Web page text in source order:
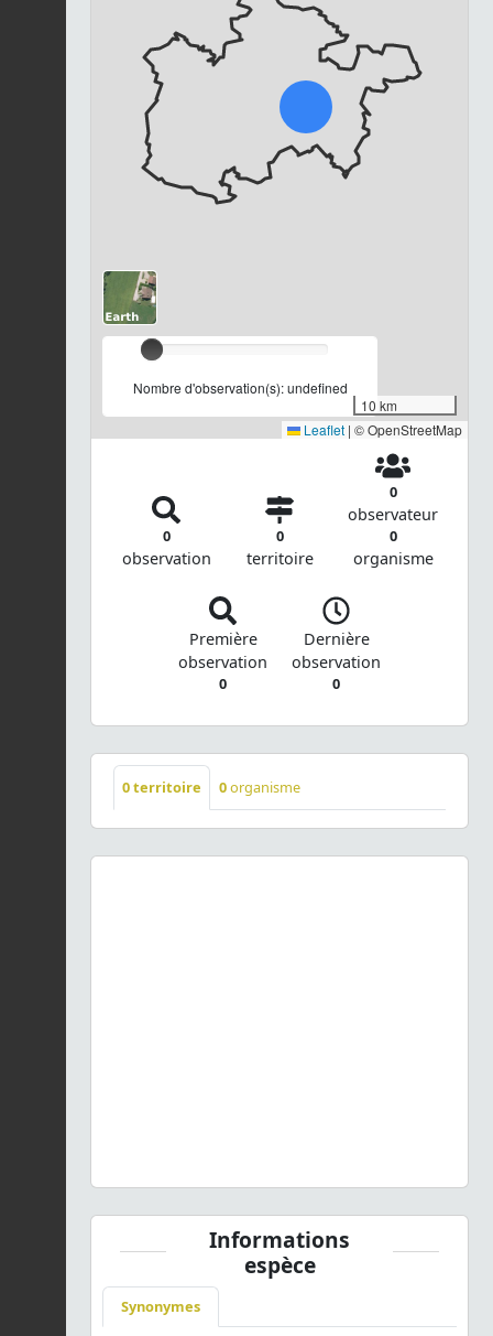
Chargement...
Nombre d'observation(s): undefined
10 km
Leaflet | © OpenStreetMap
0
observation
0
territoire
0
observateur
0
organisme
Première
observation
0
Dernière
observation
0
0territoire 0organisme
Informations
espèce
Synonymes